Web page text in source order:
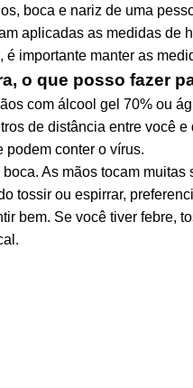
boca e nariz de uma
aplicadas as medidas
é importante manter as
o que posso fazer
com álcool gel 70% ou
de distância entre você
podem conter o vírus.
As mãos tocam
tossir ou espirrar,
bem. Se você tiver febre,